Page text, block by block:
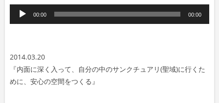
声
ー
ヤ
ー
00:00 00:00
2014.03.20
『内面に深く入って、自分の中のサンクチュアリ(聖域)に行くた
めに、安心の空間をつくる 』